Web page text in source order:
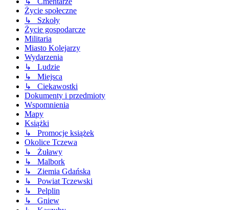
Życie społeczne
↳ Szkoły
Życie gospodarcze
Militaria
Miasto Kolejarzy
Wydarzenia
↳ Ludzie
↳ Miejsca
↳ Ciekawostki
Dokumenty i przedmioty
Wspomnienia
Mapy
Książki
↳ Promocje książek
Okolice Tczewa
↳ Żuławy
↳ Malbork
↳ Ziemia Gdańska
↳ Powiat Tczewski
↳ Pelplin
↳ Gniew